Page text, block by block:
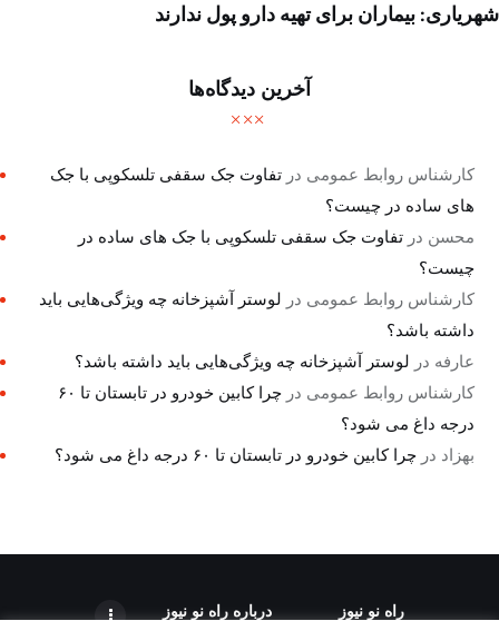
شهریاری: بیماران برای تهیه دارو پول ندارند
آخرین دیدگاه‌ها
کارشناس روابط عمومی درتفاوت جک سقفی تلسکوپی با جک
های ساده در چیست؟
محسن درتفاوت جک سقفی تلسکوپی با جک های ساده در
چیست؟
کارشناس روابط عمومی در لوستر آشپزخانه چه ویژگی‌هایی باید
داشته باشد؟
عارفه در لوستر آشپزخانه چه ویژگی‌هایی باید داشته باشد؟
کارشناس روابط عمومی در
چرا کابین خودرو در تابستان تا ۶۰
درجه داغ می شود؟
بهزاد درچرا کابین خودرو در تابستان تا ۶۰ درجه داغ می شود؟
راه نو نیوز درباره راه‌ نو نیوز